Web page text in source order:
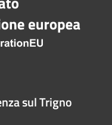
sul Trigno